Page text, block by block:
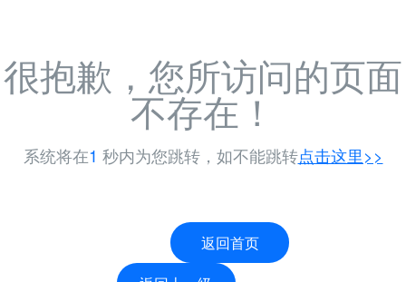
很抱歉，您所访问的页面
不存在！
系统将在-1 秒内为您跳转，如不能跳转点击这里>>
返回首页